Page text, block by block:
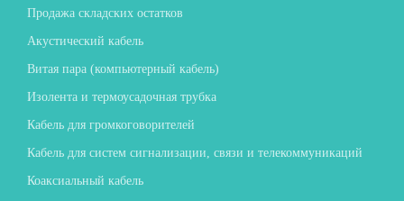
Продажа складских остатков
Акустический кабель
Витая пара (компьютерный кабель)
Изолента и термоусадочная трубка
Кабель для громкоговорителей
Кабель для систем сигнализации, связи и телекоммуникаций
Коаксиальный кабель